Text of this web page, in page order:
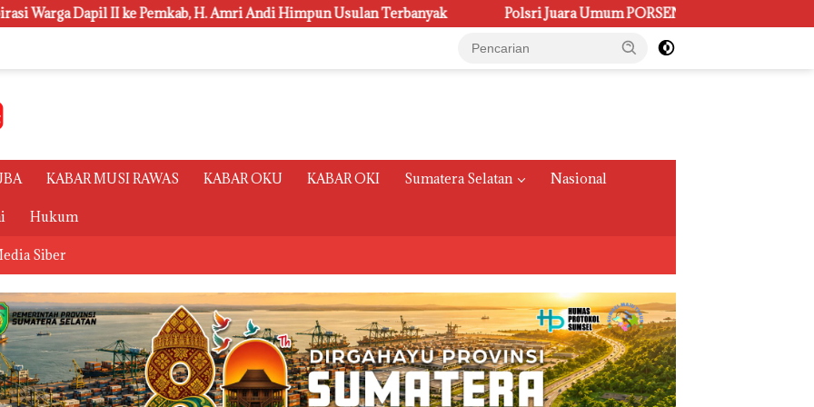
H. Amri Andi Himpun Usulan Terbanyak Polsri Juara Umum PORSENI XV, Raih 60 Medali dan Ukir Gelar Keenam
KABAR MUSI RAWAS KABAR OKU KABAR OKI Sumatera Selatan Nasional
Hukum
Siber